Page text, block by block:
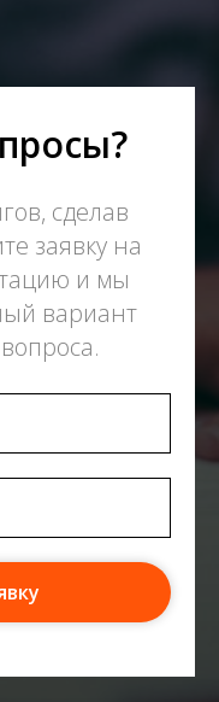
сделав
заявку на
и мы
вариант